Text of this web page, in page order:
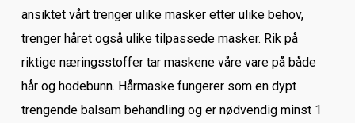
ansiktet vårt trenger ulike masker etter ulike behov,
trenger håret også ulike tilpassede masker. Rik på
riktige næringsstoffer tar maskene våre vare på både
hår og hodebunn. Hårmaske fungerer som en dypt
trengende balsam behandling og er nødvendig minst 1